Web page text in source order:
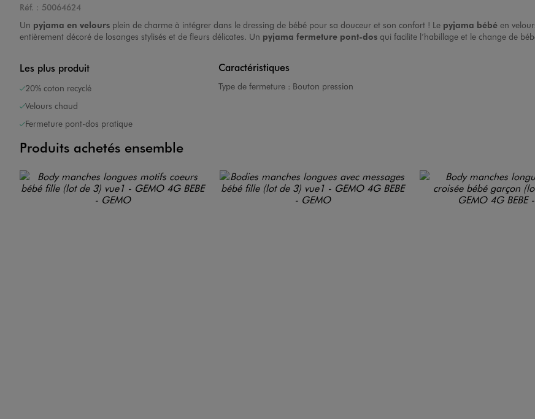
Réf. : 50064624
Un pyjama en velours plein de charme à intégrer dans le dressing de bébé pour sa douceur et son confort ! Le pyjama bébé en
entièrement décoré de losanges stylisés et de fleurs délicates. Un pyjama fermeture pont-dos qui facilite l’habillage et le change de
Les plus produit
20% coton recyclé
Velours chaud
Fermeture pont-dos pratique
Caractéristiques
Type de fermeture : Bouton pression
Produits achetés ensemble